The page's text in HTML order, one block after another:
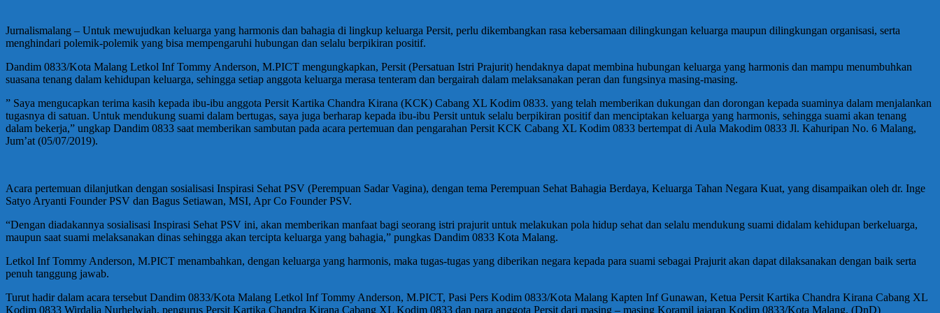
Jurnalismalang – Untuk mewujudkan keluarga yang harmonis dan bahagia di lingkup keluarga Persit, perlu dikembangkan rasa kebersamaan dilingkungan keluarga maupun dilingkungan organisasi, serta
menghindari polemik-polemik yang bisa mempengaruhi hubungan dan selalu berpikiran positif.
Dandim 0833/Kota Malang Letkol Inf Tommy Anderson, M.PICT mengungkapkan, Persit (Persatuan Istri Prajurit) hendaknya dapat membina hubungan keluarga yang harmonis dan mampu menumbuhkan
suasana tenang dalam kehidupan keluarga, sehingga setiap anggota keluarga merasa tenteram dan bergairah dalam melaksanakan peran dan fungsinya masing-masing.
” Saya mengucapkan terima kasih kepada ibu-ibu anggota Persit Kartika Chandra Kirana (KCK) Cabang XL Kodim 0833. yang telah memberikan dukungan dan dorongan kepada suaminya dalam menjalankan
tugasnya di satuan. Untuk mendukung suami dalam bertugas, saya juga berharap kepada ibu-ibu Persit untuk selalu berpikiran positif dan menciptakan keluarga yang harmonis, sehingga suami akan tenang
dalam bekerja,” ungkap Dandim 0833 saat memberikan sambutan pada acara pertemuan dan pengarahan Persit KCK Cabang XL Kodim 0833 bertempat di Aula Makodim 0833 Jl. Kahuripan No. 6 Malang,
Jum’at (05/07/2019).
Acara pertemuan dilanjutkan dengan sosialisasi Inspirasi Sehat PSV (Perempuan Sadar Vagina), dengan tema Perempuan Sehat Bahagia Berdaya, Keluarga Tahan Negara Kuat, yang disampaikan oleh dr. Inge
Satyo Aryanti Founder PSV dan Bagus Setiawan, MSI, Apr Co Founder PSV.
“Dengan diadakannya sosialisasi Inspirasi Sehat PSV ini, akan memberikan manfaat bagi seorang istri prajurit untuk melakukan pola hidup sehat dan selalu mendukung suami didalam kehidupan berkeluarga,
maupun saat suami melaksanakan dinas sehingga akan tercipta keluarga yang bahagia,” pungkas Dandim 0833 Kota Malang.
Letkol Inf Tommy Anderson, M.PICT menambahkan, dengan keluarga yang harmonis, maka tugas-tugas yang diberikan negara kepada para suami sebagai Prajurit akan dapat dilaksanakan dengan baik serta
penuh tanggung jawab.
Turut hadir dalam acara tersebut Dandim 0833/Kota Malang Letkol Inf Tommy Anderson, M.PICT, Pasi Pers Kodim 0833/Kota Malang Kapten Inf Gunawan, Ketua Persit Kartika Chandra Kirana Cabang XL
Kodim 0833 Wirdalia Nurhelwiah, pengurus Persit Kartika Chandra Kirana Cabang XL Kodim 0833 dan para anggota Persit dari masing – masing Koramil jajaran Kodim 0833/Kota Malang. (DnD)